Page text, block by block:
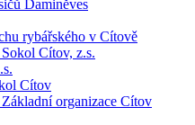
Daminěves
rybářského v Cítově
Cítov, z.s.
Cítov
organizace Cítov